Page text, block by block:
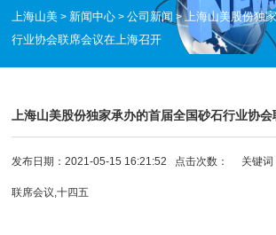
上海山美 > 新闻中心 >公司新闻 >上海山美股份独
行业协会联席会议在上海召开
上海山美股份独家承办的首届全国砂石行业协
发布日期：2021-05-15 16:21:52 点击次数： 关键词
联席会议,十四五